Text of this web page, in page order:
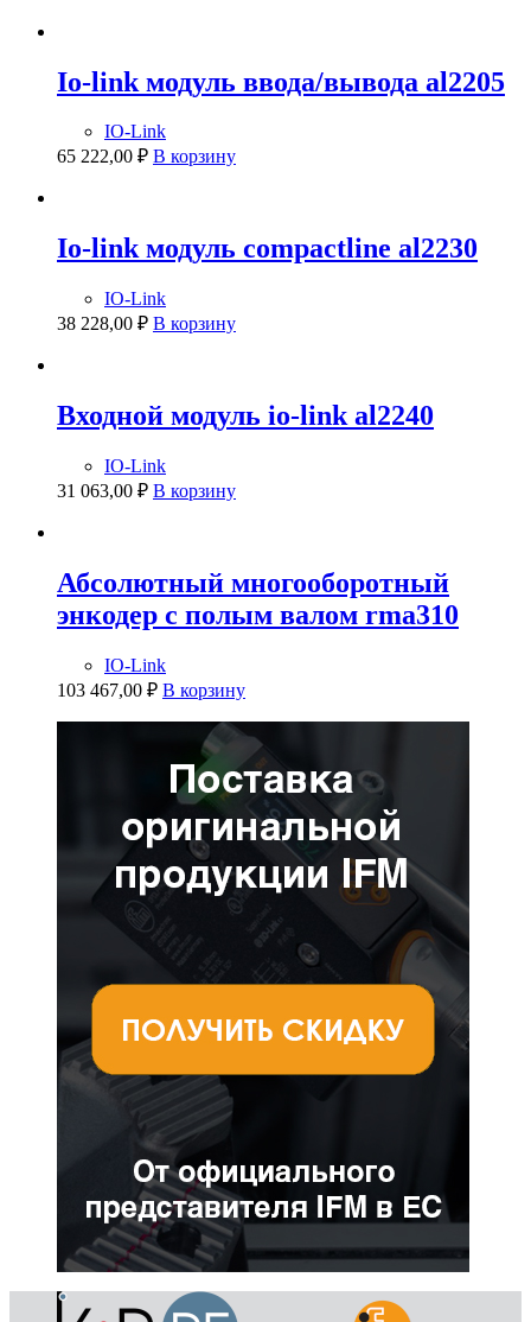
Io-link модуль ввода/вывода al2205
IO-Link
65 222,00 ₽ В корзину
Io-link модуль compactline al2230
IO-Link
38 228,00 ₽ В корзину
Входной модуль io-link al2240
IO-Link
31 063,00 ₽ В корзину
Абсолютный многооборотный
энкодер с полым валом rma310
IO-Link
103 467,00 ₽ В корзину